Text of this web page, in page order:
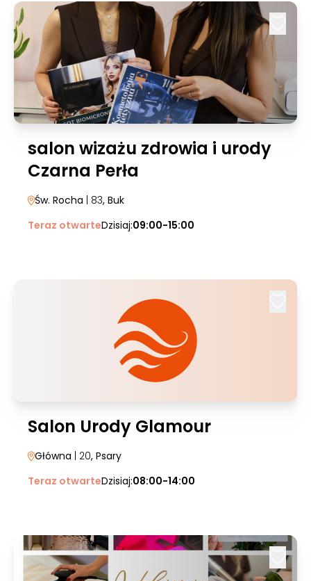
salon wizażu zdrowia i urody
Czarna Perła
Św. Rocha | 83, Buk
Teraz otwarteDzisiaj:09:00-15:00
Salon Urody Glamour
Główna | 20, Psary
Teraz otwarteDzisiaj:08:00-14:00